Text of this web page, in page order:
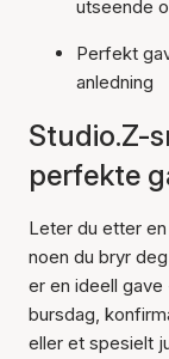
utseende
Perfekt
anledning
Studio.Z-
perfekte
Leter du etter
noen du bryr
er en ideell
bursdag,
eller et spesielt